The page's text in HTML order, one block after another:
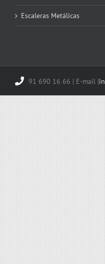
Escaleras Metálicas
91 690 16 66 | E-mail |